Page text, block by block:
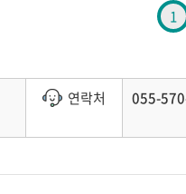
1
연락처 055-